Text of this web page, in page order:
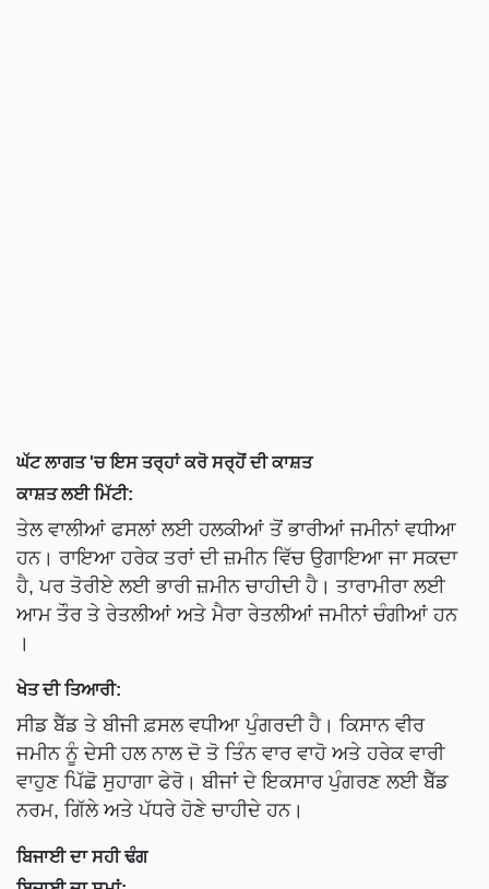
ਘੱਟ ਲਾਗਤ 'ਚ ਇਸ ਤਰ੍ਹਾਂ ਕਰੋ ਸਰ੍ਹੋਂ ਦੀ ਕਾਸ਼ਤ
ਕਾਸ਼ਤ ਲਈ ਮਿੱਟੀ:
ਤੇਲ ਵਾਲੀਆਂ ਫਸਲਾਂ ਲਈ ਹਲਕੀਆਂ ਤੋਂ ਭਾਰੀਆਂ ਜਮੀਨਾਂ ਵਧੀਆ
ਹਨ। ਰਾਇਆ ਹਰੇਕ ਤਰਾਂ ਦੀ ਜ਼ਮੀਨ ਵਿੱਚ ਉਗਾਇਆ ਜਾ ਸਕਦਾ
ਹੈ, ਪਰ ਤੋਰੀਏ ਲਈ ਭਾਰੀ ਜ਼ਮੀਨ ਚਾਹੀਦੀ ਹੈ। ਤਾਰਾਮੀਰਾ ਲਈ
ਆਮ ਤੌਰ ਤੇ ਰੇਤਲੀਆਂ ਅਤੇ ਮੈਰਾ ਰੇਤਲੀਆਂ ਜਮੀਨਾਂ ਚੰਗੀਆਂ ਹਨ
।
ਖੇਤ ਦੀ ਤਿਆਰੀ:
ਸੀਡ ਬੈੱਡ ਤੇ ਬੀਜੀ ਫ਼ਸਲ ਵਧੀਆ ਪੁੰਗਰਦੀ ਹੈ। ਕਿਸਾਨ ਵੀਰ
ਜਮੀਨ ਨੂੰ ਦੇਸੀ ਹਲ ਨਾਲ ਦੋ ਤੋ ਤਿੰਨ ਵਾਰ ਵਾਹੋ ਅਤੇ ਹਰੇਕ ਵਾਰੀ
ਵਾਹੁਣ ਪਿੱਛੋ ਸੁਹਾਗਾ ਫੇਰੋ। ਬੀਜਾਂ ਦੇ ਇਕਸਾਰ ਪੁੰਗਰਣ ਲਈ ਬੈੱਡ
ਨਰਮ, ਗਿੱਲੇ ਅਤੇ ਪੱਧਰੇ ਹੋਣੇ ਚਾਹੀਦੇ ਹਨ।
ਬਿਜਾਈ ਦਾ ਸਹੀ ਢੰਗ